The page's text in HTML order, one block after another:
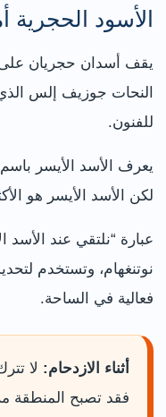
الأسود الحجرية
يقف أسدان حجريان على
النحات جوزيف إلس
للفنون.
لكن الأسد الأيسر هو
عبارة “نلتقي عند
نوتنغهام، وتستخدم
فعالية في الساحة.
أثناء الازدحام: لا
فقد تصبح المنطقة